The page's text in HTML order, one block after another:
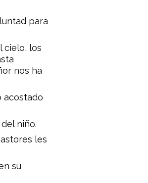
para
cielo, los
nos ha
acostado
niño.
les
su